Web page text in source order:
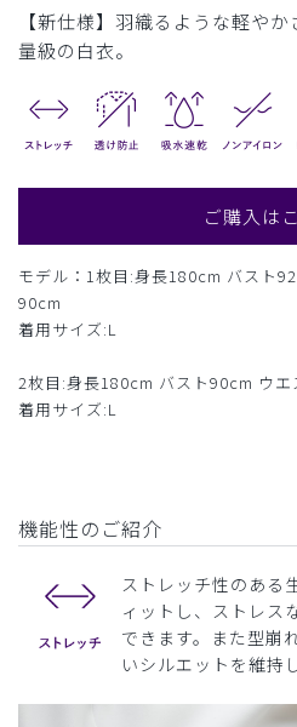
【新仕様】羽織るような軽や
量級の白衣。
ご購入は
モデル：1枚目:身長180cm バスト
90cm
着用サイズ:L
2枚目:身長180cm バスト90cm ウ
着用サイズ:L
機能性のご紹介
ストレッチ性のある
ィットし、ストレス
できます。また型崩
いシルエットを維持